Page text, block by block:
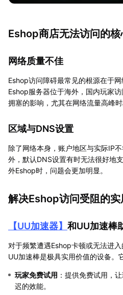
Eshop商店无法访问的核
网络质量不佳
Eshop访问障碍最常见的根源在于
Eshop服务器位于海外，国内玩家
拥塞的影响，尤其在网络流量高峰
区域与DNS设置
除了网络本身，账户地区与实际IP
外，默认DNS设置有时无法很好地
外Eshop时，问题会更加明显。
解决Eshop访问受阻的实
【UU加速器】 和UU加速棒
对于频繁遭遇Eshop卡顿或无法进
UU加速棒是极具实用价值的设备。
玩家免费试用 ：提供免费试用，
迟的效能。